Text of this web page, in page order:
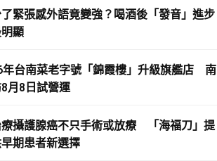
緊張感外語竟變強？喝酒後「發音」進步
顯
年台南菜老字號「錦霞樓」升級旗艦店 南
月8日試營運
攝護腺癌不只手術或放療 「海福刀」提
期患者新選擇